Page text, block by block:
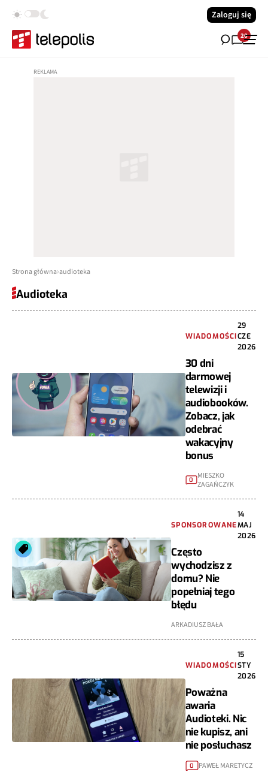
Zaloguj się
20
Strona główna audioteka
Audioteka
WIADOMOŚCI
29
CZE
2026
30 dni
darmowej
telewizji i
audiobooków.
Zobacz, jak
odebrać
wakacyjny
bonus
0 MIESZKO
ZAGAŃCZYK
SPONSOROWANE
14
MAJ
2026
Często
wychodzisz z
domu? Nie
popełniaj tego
błędu
ARKADIUSZ BAŁA
WIADOMOŚCI
15
STY
2026
Poważna
awaria
Audioteki. Nic
nie kupisz, ani
nie posłuchasz
0 PAWEŁ MARETYCZ